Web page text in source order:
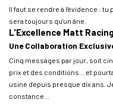
Il faut se rendre à l'évidence : tu
sera toujours qu'un âne.
L'Excellence Matt
Une Collaboration
Cinq messages par jour, soit
prix et des conditions... et
usine depuis presque dix ans.
constance...